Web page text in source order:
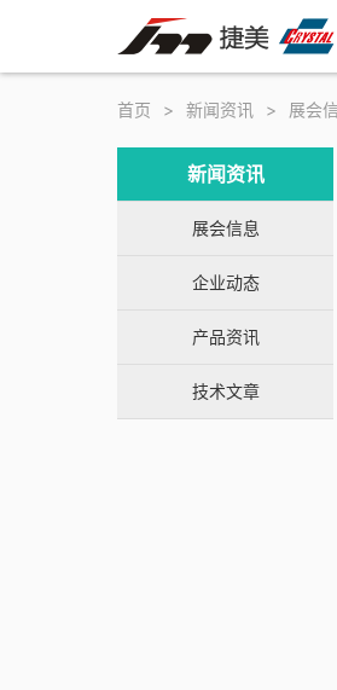
首页 > 新闻资讯 > 展会
新闻资讯
展会信息
企业动态
产品资讯
技术文章